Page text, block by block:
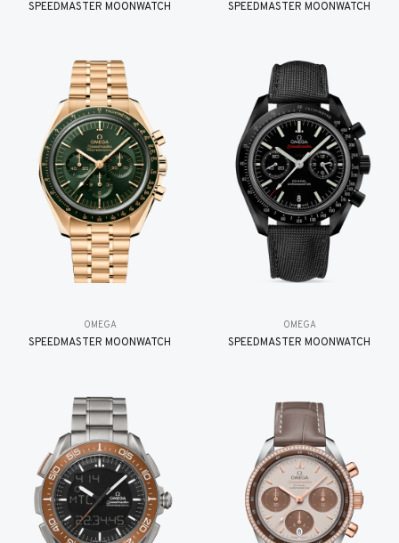
SPEEDMASTER MOONWATCH SPEEDMASTER MOONWATCH
OMEGA
SPEEDMASTER MOONWATCH
OMEGA
SPEEDMASTER MOONWATCH